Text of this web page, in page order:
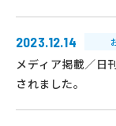
2023.12.14
メディア掲載／日
されました。